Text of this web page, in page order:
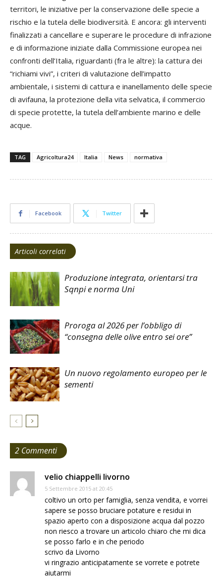
territori, le iniziative per la conservazione delle specie a
rischio e la tutela delle biodiversità. E ancora: gli interventi
finalizzati a cancellare e superare le procedure di infrazione
e di informazione iniziate dalla Commissione europea nei
confronti dell’Italia, riguardanti (fra le altre): la cattura dei
“richiami vivi”, i criteri di valutazione dell’impatto
ambientale, i sistemi di cattura e inanellamento delle specie
di avifauna, la protezione della vita selvatica, il commercio
di specie protette, la tutela dell’ambiente marino e delle
acque.
TAG Agricoltura24 Italia News normativa
Facebook Twitter
Articoli correlati
Produzione integrata, orientarsi tra
Sqnpi e norma Uni
Proroga al 2026 per l’obbligo di
“consegna delle olive entro sei ore”
Un nuovo regolamento europeo per le
sementi
2 Commenti
velio chiappelli livorno
5 Settembre 2015 at 20:45
coltivo un orto per famiglia, senza vendita, e vorrei
sapere se posso bruciare potature e residui in
spazio aperto con a disposizione acqua dal pozzo
non riesco a trovare un articolo chiaro che mi dica
se posso farlo e in che periodo
scrivo da Livorno
vi ringrazio anticipatamente se vorrete e potrete
aiutarmi